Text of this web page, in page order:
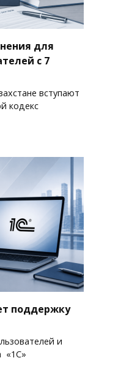
для
с 7
вступают
кодекс
поддержку
и
«1С»